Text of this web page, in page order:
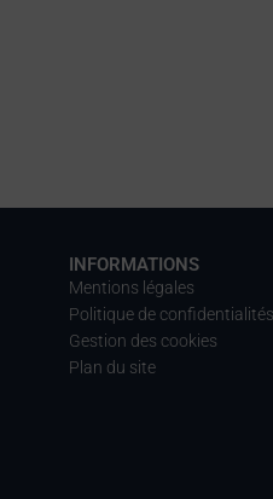
INFORMATIONS
Mentions légales
Politique de confidentialités
Gestion des cookies
Plan du site